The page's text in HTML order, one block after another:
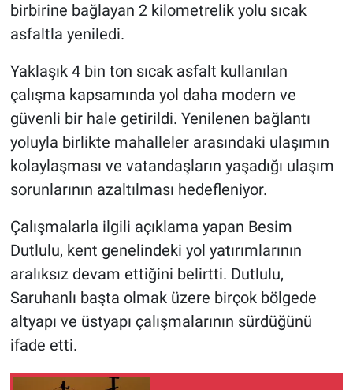
birbirine bağlayan 2 kilometrelik yolu sıcak
asfaltla yeniledi.
Yaklaşık 4 bin ton sıcak asfalt kullanılan
çalışma kapsamında yol daha modern ve
güvenli bir hale getirildi. Yenilenen bağlantı
yoluyla birlikte mahalleler arasındaki ulaşımın
kolaylaşması ve vatandaşların yaşadığı ulaşım
sorunlarının azaltılması hedefleniyor.
Çalışmalarla ilgili açıklama yapan Besim
Dutlulu, kent genelindeki yol yatırımlarının
aralıksız devam ettiğini belirtti. Dutlulu,
Saruhanlı başta olmak üzere birçok bölgede
altyapı ve üstyapı çalışmalarının sürdüğünü
ifade etti.